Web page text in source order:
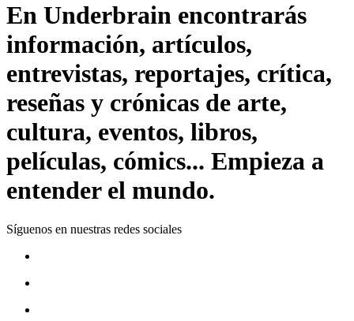
En Underbrain encontrarás
información, artículos,
entrevistas, reportajes, crítica,
reseñas y crónicas de arte,
cultura, eventos, libros,
películas, cómics... Empieza a
entender el mundo.
Síguenos en nuestras redes sociales